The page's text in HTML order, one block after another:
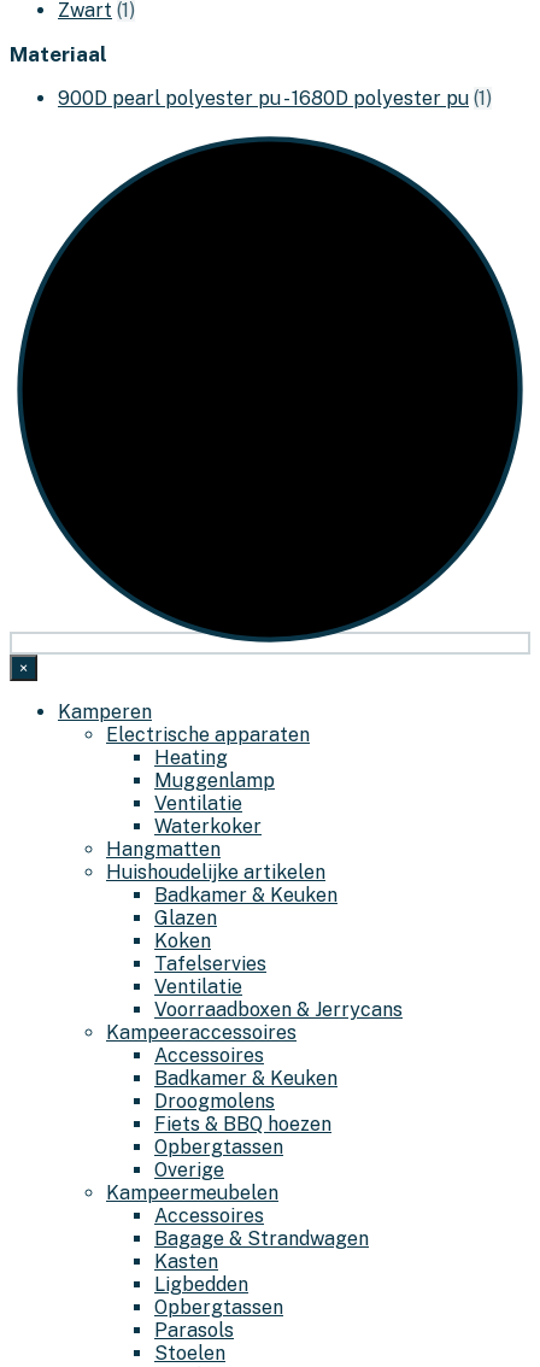
Zwart (1)
Materiaal
900D pearl polyester pu - 1680D polyester pu (1)
×
Kamperen
Electrische apparaten
Heating
Muggenlamp
Ventilatie
Waterkoker
Hangmatten
Huishoudelijke artikelen
Badkamer & Keuken
Glazen
Koken
Tafelservies
Ventilatie
Voorraadboxen & Jerrycans
Kampeeraccessoires
Accessoires
Badkamer & Keuken
Droogmolens
Fiets & BBQ hoezen
Opbergtassen
Overige
Kampeermeubelen
Accessoires
Bagage & Strandwagen
Kasten
Ligbedden
Opbergtassen
Parasols
Stoelen